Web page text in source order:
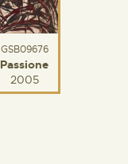
GSB09676
Passione
2005